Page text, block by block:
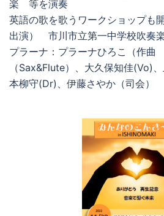
楽 等を演奏
英語の歌を歌うワークショップも
出演） 市川市立第一中学校吹奏
プラーナ：プラーナひろこ（作
（Sax&Flute）、大久保知佳(Vo)
本柳守(Dr)、伊藤さやか（司会）